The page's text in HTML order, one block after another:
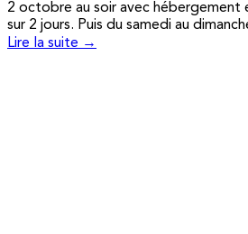
2 octobre au soir avec hébergement
sur 2 jours. Puis du samedi au
Lire la suite →